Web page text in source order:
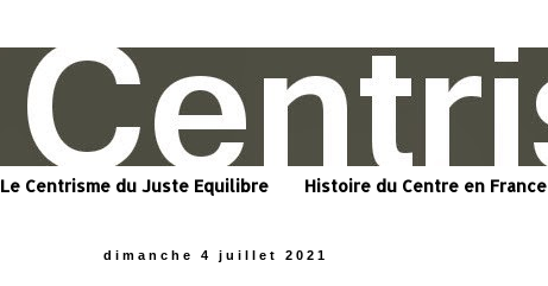
Le Centrisme du Juste Equilibre Histoire du Centre en France
dimanche 4 juillet 2021